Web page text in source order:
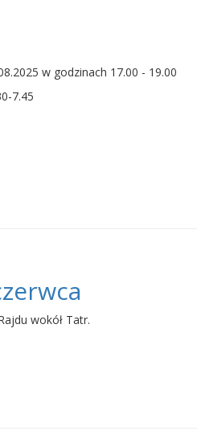
w godzinach 17.00 - 19.00
7.45
wokół Tatr.